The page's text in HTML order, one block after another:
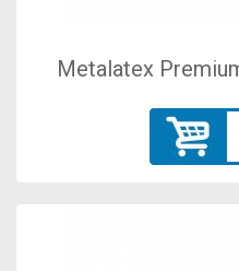
Metalatex